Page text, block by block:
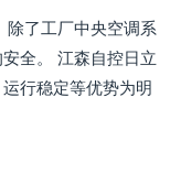
除了工厂中央空调系
全。 江森自控日立
行稳定等优势为明